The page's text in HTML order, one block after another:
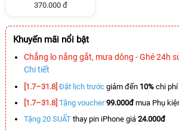
370.000 đ
Khuyến mãi nổi bật
Chẳng lo nắng gắt, mưa dông - Ghé 24h
Chi tiết
[1.7–31.8] Đặt lịch trước giảm đến 10% chi
[1.7–31.8] Tặng voucher 99.000đmua Phụ
Tặng 20 SUẤT thay pin iPhone giá 24.000đ